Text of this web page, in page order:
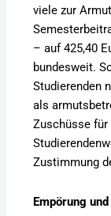
viele zur
– auf 425,40
bundesweit.
Studierenden
als
Zuschüsse
Zustimmung
Empörung